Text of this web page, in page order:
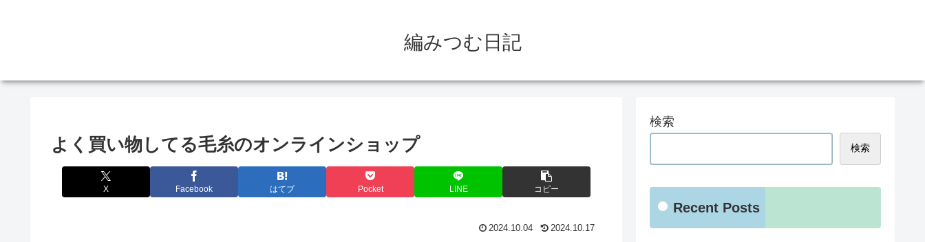
編みつむ日記
よく買い物してる毛糸のオンラインショップ
X Facebook はてブ Pocket LINE コピー
2024.10.04 2024.10.17
検索
検索
Recent Posts